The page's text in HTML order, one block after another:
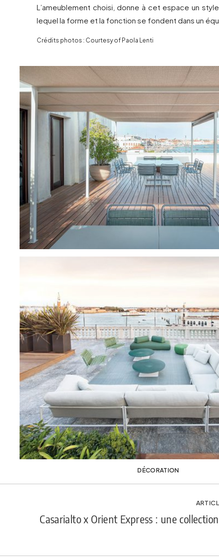
L’ameublement choisi, donne à cet espace un
lequel la forme et la fonction se fondent dans un
Crédits photos : Courtesy of Paola Lenti
DÉCORATION
Casarialto x Orient Express : une